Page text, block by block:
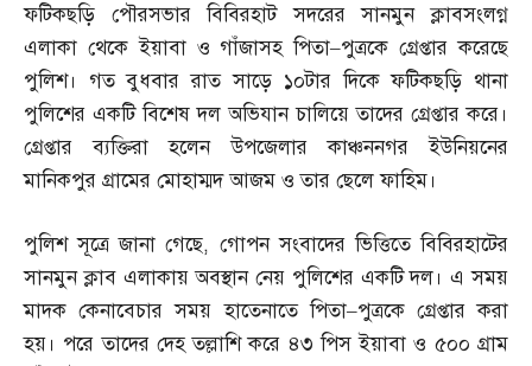
ফটিকছড়ি পৌরসভার বিবিরহাট সদরের সানমুন ক্লাবসংলগ্ন
এলাকা থেকে ইয়াবা ও গাঁজাসহ পিতা–পুত্রকে গ্রেপ্তার করেছে
পুলিশ। গত বুধবার রাত সাড়ে ১০টার দিকে ফটিকছড়ি থানা
পুলিশের একটি বিশেষ দল অভিযান চালিয়ে তাদের গ্রেপ্তার করে।
গ্রেপ্তার ব্যক্তিরা হলেন উপজেলার কাঞ্চননগর ইউনিয়নের
মানিকপুর গ্রামের মোহাম্মদ আজম ও তার ছেলে ফাহিম।
পুলিশ সূত্রে জানা গেছে, গোপন সংবাদের ভিত্তিতে বিবিরহাটের
সানমুন ক্লাব এলাকায় অবস্থান নেয় পুলিশের একটি দল। এ সময়
মাদক কেনাবেচার সময় হাতেনাতে পিতা–পুত্রকে গ্রেপ্তার করা
হয়। পরে তাদের দেহ তল্লাশি করে ৪৩ পিস ইয়াবা ও ৫০০ গ্রাম